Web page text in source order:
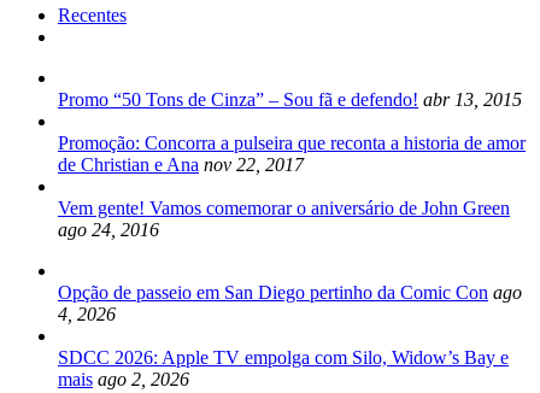
Recentes
Promo “50 Tons de Cinza” – Sou fã e defendo! abr 13, 2015
Promoção: Concorra a pulseira que reconta a historia de amor
de Christian e Ana nov 22, 2017
Vem gente! Vamos comemorar o aniversário de John Green
ago 24, 2016
Opção de passeio em San Diego pertinho da Comic Con ago
4, 2026
SDCC 2026: Apple TV empolga com Silo, Widow’s Bay e
mais ago 2, 2026